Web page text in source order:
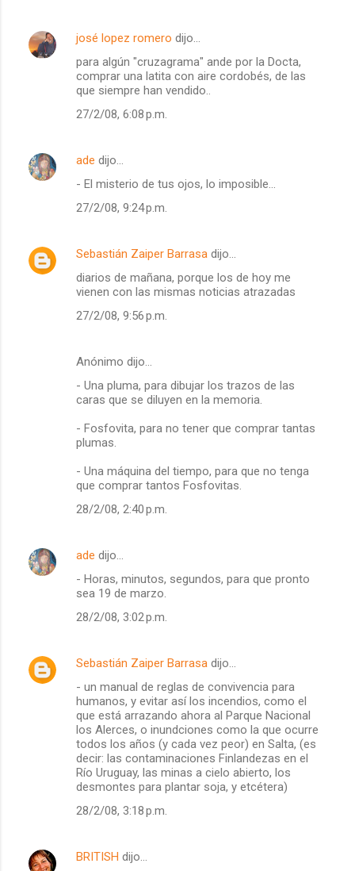
josé lopez romero dijo…
para algún "cruzagrama" ande por la Docta,
comprar una latita con aire cordobés, de las
que siempre han vendido..
27/2/08, 6:08 p.m.
ade dijo…
- El misterio de tus ojos, lo imposible...
27/2/08, 9:24 p.m.
Sebastián Zaiper Barrasa dijo…
diarios de mañana, porque los de hoy me
vienen con las mismas noticias atrazadas
27/2/08, 9:56 p.m.
Anónimo dijo…
- Una pluma, para dibujar los trazos de las
caras que se diluyen en la memoria.
- Fosfovita, para no tener que comprar tantas
plumas.
- Una máquina del tiempo, para que no tenga
que comprar tantos Fosfovitas.
28/2/08, 2:40 p.m.
ade dijo…
- Horas, minutos, segundos, para que pronto
sea 19 de marzo.
28/2/08, 3:02 p.m.
Sebastián Zaiper Barrasa dijo…
- un manual de reglas de convivencia para
humanos, y evitar así los incendios, como el
que está arrazando ahora al Parque Nacional
los Alerces, o inundciones como la que ocurre
todos los años (y cada vez peor) en Salta, (es
decir: las contaminaciones Finlandezas en el
Río Uruguay, las minas a cielo abierto, los
desmontes para plantar soja, y etcétera)
28/2/08, 3:18 p.m.
BRITISH dijo…